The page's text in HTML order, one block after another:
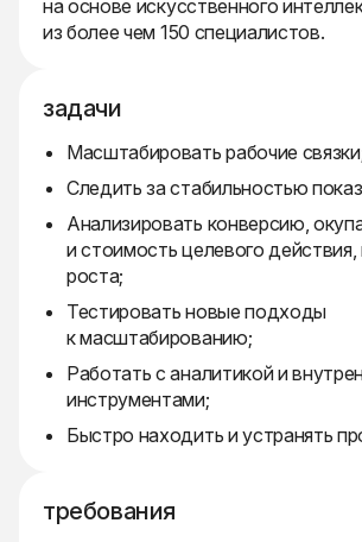
на основе искусственного
из более чем 150 специалистов.
задачи
Масштабировать рабочие
Следить за стабильностью
Анализировать конверсию,
и стоимость целевого действия,
роста;
Тестировать новые подходы
к масштабированию;
Работать с аналитикой и
инструментами;
Быстро находить и устранять
требования